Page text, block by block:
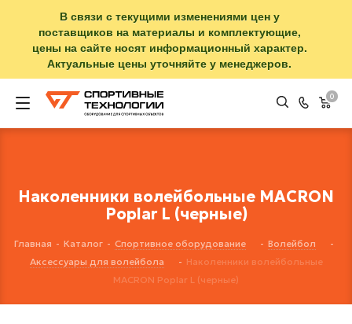
В связи с текущими изменениями цен у
поставщиков на материалы и комплектующие,
цены на сайте носят информационный характер.
Актуальные цены уточняйте у менеджеров.
0
Наколенники волейбольные MACRON
Poplar L (черные)
Главная - Каталог - Спортивное оборудование - Волейбол
-
Аксессуары для волейбола
- Наколенники волейбольные
MACRON Poplar L (черные)